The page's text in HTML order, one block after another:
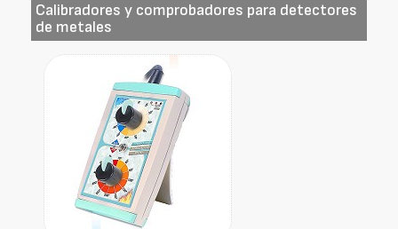
Calibradores y comprobadores para detectores
de metales